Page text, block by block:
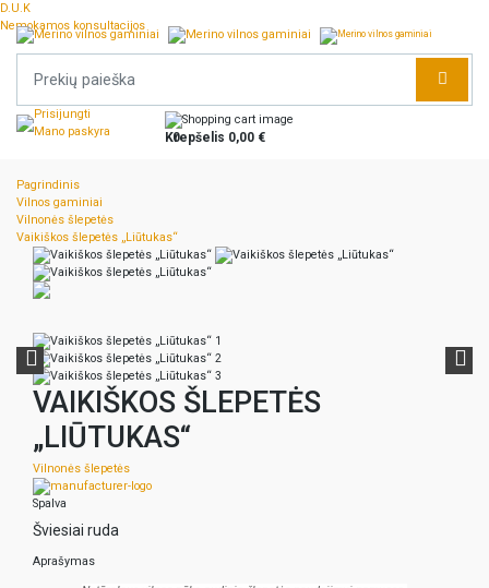
D.U.K
Nemokamos konsultacijos
Prisijungti
Mano paskyra
0
Krepšelis 0,00 €
Pagrindinis
Vilnos gaminiai
Vilnonės šlepetės
Vaikiškos šlepetės „Liūtukas“
VAIKIŠKOS ŠLEPETĖS
„LIŪTUKAS“
Vilnonės šlepetės
Spalva
Šviesiai ruda
Aprašymas